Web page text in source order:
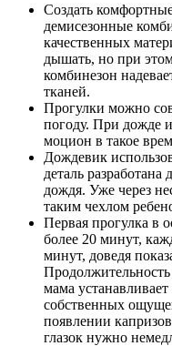
Создать
демисезонные
качественных
дышать, но при
комбинезон
тканей.
Прогулки можно
погоду. При дожде и
моцион в такое
Дождевик
деталь
дождя. Уже через
таким чехлом
Первая прогулка в
более 20 минут,
минут, доведя
мама
собственных
появлении
глазок нужно